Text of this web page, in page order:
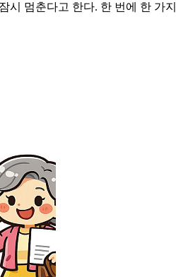
시 멈춘다고 한다. 한 번에 한